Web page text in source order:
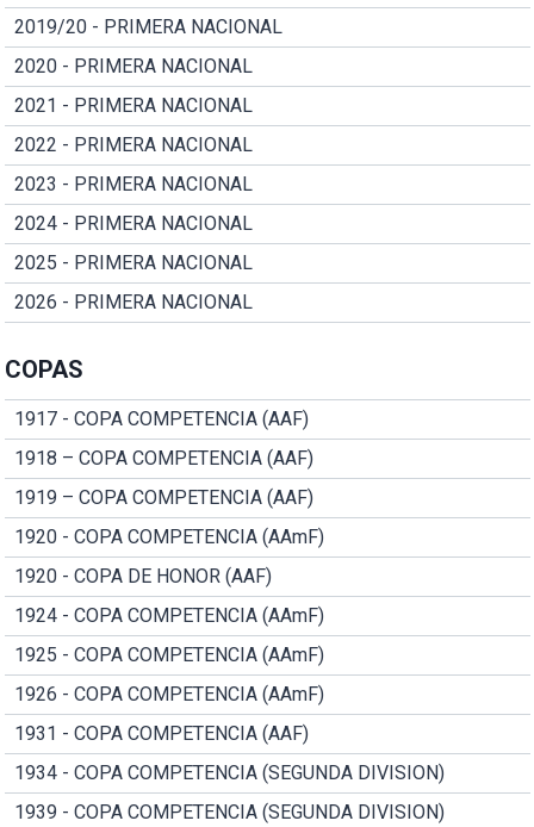
2019/20 - PRIMERA NACIONAL
2020 - PRIMERA NACIONAL
2021 - PRIMERA NACIONAL
2022 - PRIMERA NACIONAL
2023 - PRIMERA NACIONAL
2024 - PRIMERA NACIONAL
2025 - PRIMERA NACIONAL
2026 - PRIMERA NACIONAL
COPAS
1917 - COPA COMPETENCIA (AAF)
1918 – COPA COMPETENCIA (AAF)
1919 – COPA COMPETENCIA (AAF)
1920 - COPA COMPETENCIA (AAmF)
1920 - COPA DE HONOR (AAF)
1924 - COPA COMPETENCIA (AAmF)
1925 - COPA COMPETENCIA (AAmF)
1926 - COPA COMPETENCIA (AAmF)
1931 - COPA COMPETENCIA (AAF)
1934 - COPA COMPETENCIA (SEGUNDA DIVISION)
1939 - COPA COMPETENCIA (SEGUNDA DIVISION)